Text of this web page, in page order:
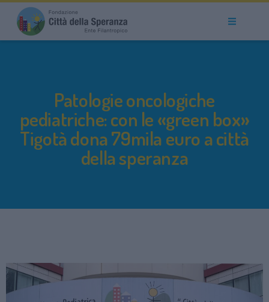
Patologie oncologiche
pediatriche: con le «green box»
Tigotà dona 79mila euro a città
della speranza